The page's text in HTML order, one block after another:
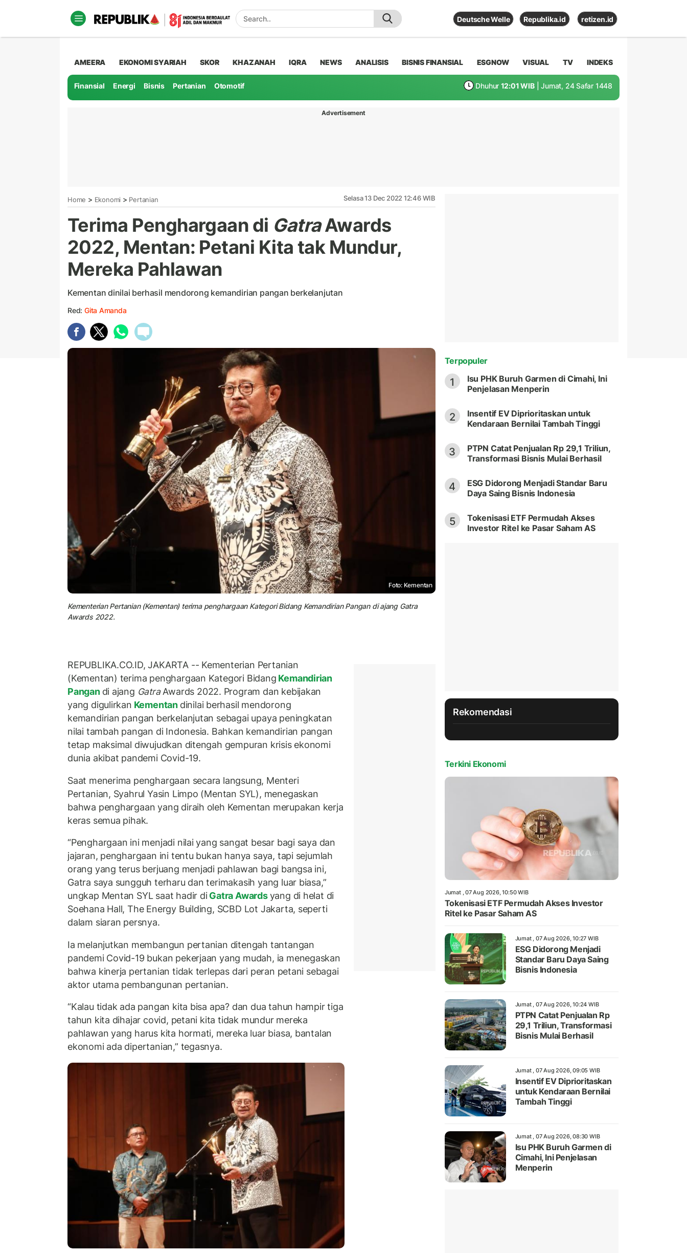
Deutsche Welle Republika.id retizen.id
AMEERA EKONOMI SYARIAH SKOR KHAZANAH IQRA NEWS ANALISIS BISNIS FINANSIAL ESGNOW VISUAL TV INDEKS
Finansial Energi Bisnis Pertanian Otomotif Dhuhur 12:01 WIB | Jumat, 24 Safar 1448
Advertisement
Home > Ekonomi > Pertanian Selasa 13 Dec 2022 12:46 WIB
Terima Penghargaan di GatraAwards
2022, Mentan: Petani Kita tak Mundur,
Mereka Pahlawan
Kementan dinilai berhasil mendorong kemandirian pangan berkelanjutan
Red: Gita Amanda
Foto: Kementan
Kementerian Pertanian (Kementan) terima penghargaan Kategori Bidang Kemandirian Pangan di ajang Gatra
Awards 2022.
REPUBLIKA.CO.ID, JAKARTA -- Kementerian Pertanian
(Kementan) terima penghargaan Kategori Bidang Kemandirian
Pangan di ajang GatraAwards 2022. Program dan kebijakan
yang digulirkan Kementan dinilai berhasil mendorong
kemandirian pangan berkelanjutan sebagai upaya peningkatan
nilai tambah pangan di Indonesia. Bahkan kemandirian pangan
tetap maksimal diwujudkan ditengah gempuran krisis ekonomi
dunia akibat pandemi Covid-19.
Saat menerima penghargaan secara langsung, Menteri
Pertanian, Syahrul Yasin Limpo (Mentan SYL), menegaskan
bahwa penghargaan yang diraih oleh Kementan merupakan kerja
keras semua pihak.
“Penghargaan ini menjadi nilai yang sangat besar bagi saya dan
jajaran, penghargaan ini tentu bukan hanya saya, tapi sejumlah
orang yang terus berjuang menjadi pahlawan bagi bangsa ini,
Gatra saya sungguh terharu dan terimakasih yang luar biasa,”
ungkap Mentan SYL saat hadir diGatra Awardsyang di helat di
Soehana Hall, The Energy Building, SCBD Lot Jakarta, seperti
dalam siaran persnya.
Ia melanjutkan membangun pertanian ditengah tantangan
pandemi Covid-19 bukan pekerjaan yang mudah, ia menegaskan
bahwa kinerja pertanian tidak terlepas dari peran petani sebagai
aktor utama pembangunan pertanian.
“Kalau tidak ada pangan kita bisa apa? dan dua tahun hampir tiga
tahun kita dihajar covid, petani kita tidak mundur mereka
pahlawan yang harus kita hormati, mereka luar biasa, bantalan
ekonomi ada dipertanian,” tegasnya.
Terpopuler
1
Isu PHK Buruh Garmen di Cimahi, Ini
Penjelasan Menperin
2
Insentif EV Diprioritaskan untuk
Kendaraan Bernilai Tambah Tinggi
3
PTPN Catat Penjualan Rp 29,1 Triliun,
Transformasi Bisnis Mulai Berhasil
4
ESG Didorong Menjadi Standar Baru
Daya Saing Bisnis Indonesia
5
Tokenisasi ETF Permudah Akses
Investor Ritel ke Pasar Saham AS
Rekomendasi
Terkini Ekonomi
Jumat , 07 Aug 2026, 10:50 WIB
Tokenisasi ETF Permudah Akses Investor
Ritel ke Pasar Saham AS
Jumat , 07 Aug 2026, 10:27 WIB
ESG Didorong Menjadi
Standar Baru Daya Saing
Bisnis Indonesia
Jumat , 07 Aug 2026, 10:24 WIB
PTPN Catat Penjualan Rp
29,1 Triliun, Transformasi
Bisnis Mulai Berhasil
Jumat , 07 Aug 2026, 09:05 WIB
Insentif EV Diprioritaskan
untuk Kendaraan Bernilai
Tambah Tinggi
Jumat , 07 Aug 2026, 08:30 WIB
Isu PHK Buruh Garmen di
Cimahi, Ini Penjelasan
Menperin